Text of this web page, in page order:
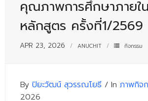
- - อาชีวอนามัยและความปลอดภัย
คุณภาพการศึกษาภายใ
หลักสูตร ครั้งที่1/2569
APR 23, 2026 ANUCHIT กิจกรรม
By ปิยะวัฒน์ สุวรรณโยธี / In ภาพกิจ
2026